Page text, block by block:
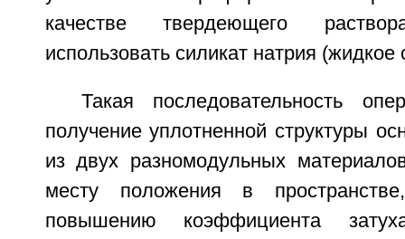
качестве твердеющего
использовать силикат натрия (жидкое
Такая последовательность
получение уплотненной структуры
из двух разномодульных
месту положения в
повышению коэффициента